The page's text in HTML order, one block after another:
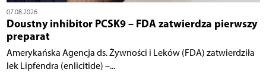
07.08.2026
Doustny inhibitor PCSK9 – FDA zatwierdza pierwszy
preparat
Amerykańska Agencja ds. Żywności i Leków (FDA) zatwierdziła
lek Lipfendra (enlicitide) –...